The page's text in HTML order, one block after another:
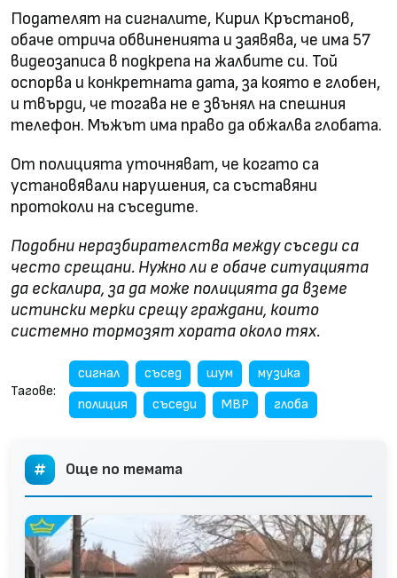
Подателят на сигналите, Кирил Кръстанов,
обаче отрича обвиненията и заявява, че има 57
видеозаписа в подкрепа на жалбите си. Той
оспорва и конкретната дата, за която е глобен,
и твърди, че тогава не е звънял на спешния
телефон. Мъжът има право да обжалва глобата.
От полицията уточняват, че когато са
установявали нарушения, са съставяни
протоколи на съседите.
Подобни неразбирателства между съседи са
често срещани. Нужно ли е обаче ситуацията
да ескалира, за да може полицията да вземе
истински мерки срещу граждани, които
системно тормозят хората около тях.
Тагове:
сигнал съсед шум
музика
полиция
съседи МВР глоба
Още по темата